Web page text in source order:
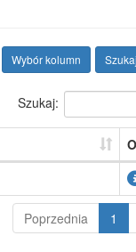
Wybór kolumn
Szukaj:
Poprzednia 1